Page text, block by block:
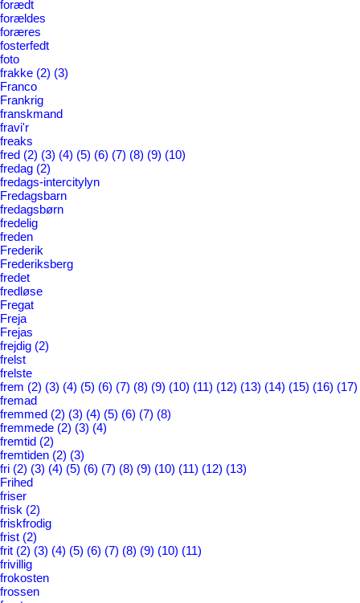
forædt
forældes
foræres
fosterfedt
foto
frakke (2) (3)
Franco
Frankrig
franskmand
fravi'r
freaks
fred (2) (3) (4) (5) (6) (7) (8) (9) (10)
fredag (2)
fredags-intercitylyn
Fredagsbarn
fredagsbørn
fredelig
freden
Frederik
Frederiksberg
fredet
fredløse
Fregat
Freja
Frejas
frejdig (2)
frelst
frelste
frem (2) (3) (4) (5) (6) (7) (8) (9) (10) (11) (12) (13) (14) (15) (16) (17)
fremad
fremmed (2) (3) (4) (5) (6) (7) (8)
fremmede (2) (3) (4)
fremtid (2)
fremtiden (2) (3)
fri (2) (3) (4) (5) (6) (7) (8) (9) (10) (11) (12) (13)
Frihed
friser
frisk (2)
friskfrodig
frist (2)
frit (2) (3) (4) (5) (6) (7) (8) (9) (10) (11)
frivillig
frokosten
frossen